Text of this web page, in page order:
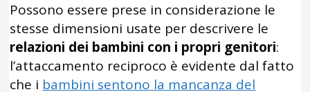
Possono essere prese in considerazione le
stesse dimensioni usate per descrivere le
relazioni dei bambini con i propri genitori:
l’attaccamento reciproco è evidente dal fatto
che i bambini sentono la mancanza del